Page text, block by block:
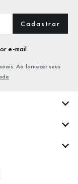
Cadastrar
e-mail
Ao fornecer seus